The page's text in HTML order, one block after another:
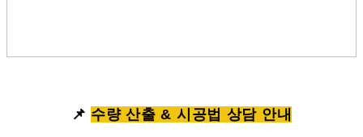
📌 수량 산출 & 시공법 상담 안내